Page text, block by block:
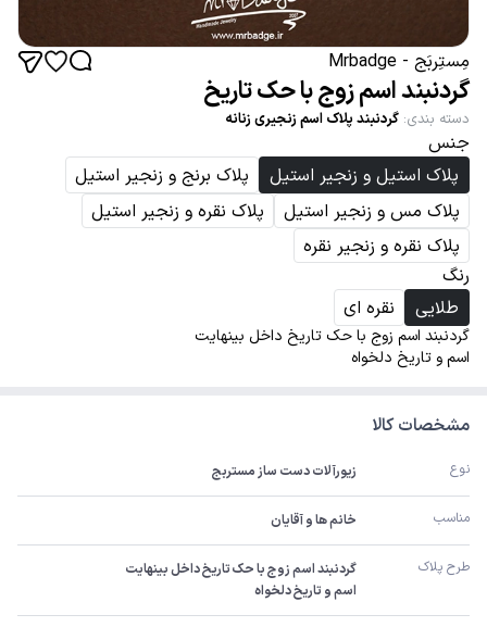
مِستِربَج - Mrbadge
گردنبند اسم زوج با حک تاریخ
دسته بندی: گردنبند پلاک اسم زنجیری زنانه
جنس
پلاک استیل و زنجیر استیل
پلاک برنج و زنجیر استیل
پلاک مس و زنجیر استیل
پلاک نقره و زنجیر استیل
پلاک نقره و زنجیر نقره
رنگ
طلایی
نقره ای
گردنبند اسم زوج با حک تاریخ داخل بینهایت
اسم و تاریخ دلخواه
مشخصات کالا
نوع زیورآلات دست ساز مستربج
مناسب خانم ها و آقایان
طرح پلاک
اسم و تاریخ دلخواه